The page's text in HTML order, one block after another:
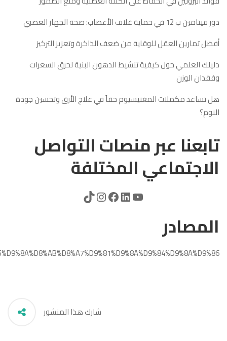
دور فيتامين ب 12 في حماية غلاف الأعصاب: صحة الجهاز العصبي
أفضل تمارين العقل للوقاية من ضعف الذاكرة وتعزيز التركيز
دليلك العلمي حول كيفية تنشيط الدهون البنية لحرق السعرات
وفقدان الوزن
هل تساعد مكملات المغنيسيوم حقاً في علاج الأرق وتحسين جودة
النوم؟
تابعنا عبر منصات التواصل
الاجتماعي المختلفة
المصادر
شارك هذا المنشور